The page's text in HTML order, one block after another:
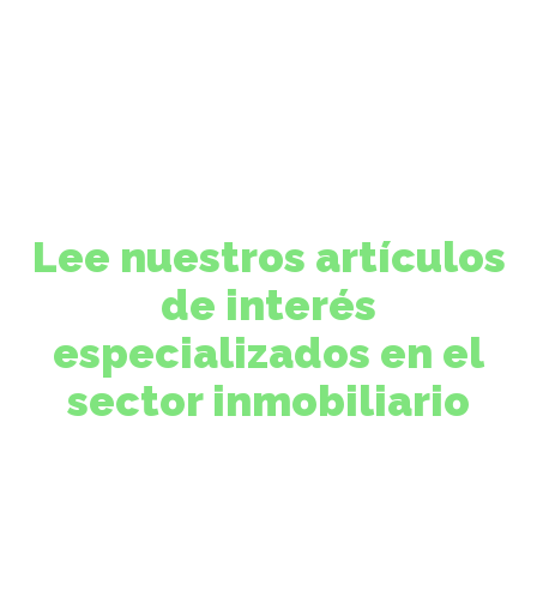
Lee nuestros artículos
de interés
especializados en el
sector inmobiliario